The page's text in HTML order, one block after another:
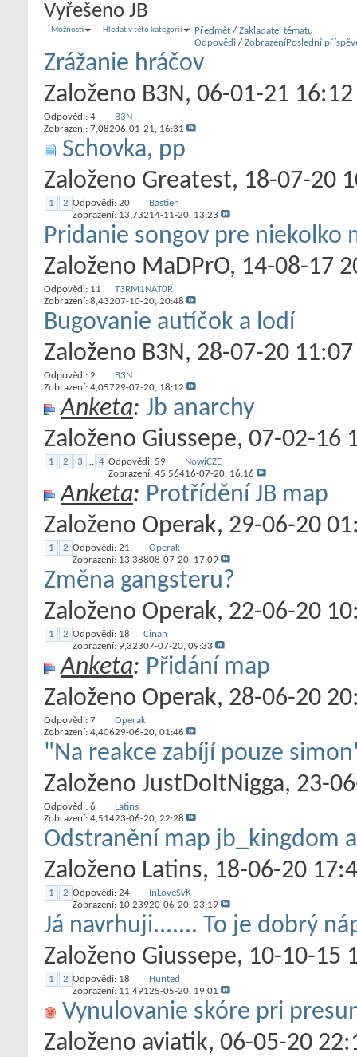
Vyřešeno JB
Možnosti Hledat v této kategorii Předmět / Zakladatel tématu
Odpovědi / ZobrazeníPoslední
Zrážanie hráčov
Založeno B3N‎, 06-01-21 16:12
Odpovědi: 4
Zobrazení: 7,082
B3N
06-01-21, 16:31
Schovka, pp
Založeno Greatest‎, 18-07-20
1 2 Odpovědi: 20
Zobrazení: 13,732
Bastien
14-11-20, 13:23
Pridanie songov pre niekolko
Založeno MaDPrO‎, 14-08-17
Odpovědi: 11
Zobrazení: 8,432
T3RM1NAT0R
07-10-20, 20:48
Bugovanie autíčok a lodí
Založeno B3N‎, 28-07-20 11:07
Odpovědi: 2
Zobrazení: 4,057
B3N
29-07-20, 18:12
Anketa: Jb anarchy
Založeno Giussepe‎, 07-02-16
1 2 3 ... 4 Odpovědi: 59
Zobrazení: 45,564
NowiCZE
16-07-20, 16:16
Anketa: Protřídění JB map
Založeno Operak‎, 29-06-20
1 2 Odpovědi: 21
Zobrazení: 13,388
Operak
08-07-20, 17:09
Změna gangsteru?
Založeno Operak‎, 22-06-20
1 2 Odpovědi: 18
Zobrazení: 9,323
Cinan
07-07-20, 09:33
Anketa: Přidání map
Založeno Operak‎, 28-06-20
Odpovědi: 7
Zobrazení: 4,406
Operak
29-06-20, 01:46
"Na reakce zabíjí pouze
Založeno JustDoItNigga‎, 23-
Odpovědi: 6
Zobrazení: 4,514
Latins
23-06-20, 22:28
Odstranění map jb_kingdom
Založeno Latins‎, 18-06-20
1 2 Odpovědi: 24
Zobrazení: 10,239
InLoveSvK
20-06-20, 23:19
Já navrhuji....... To je dobrý
Založeno Giussepe‎, 10-10-15
1 2 Odpovědi: 18
Zobrazení: 11,491
Hunted
25-05-20, 19:01
Vynulovanie skóre pri
Založeno aviatik‎, 06-05-20